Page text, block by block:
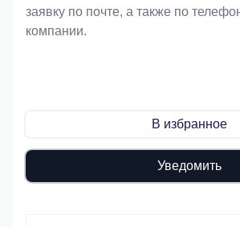
заявку по почте, а также по
компании.
В избранное
Уведомить